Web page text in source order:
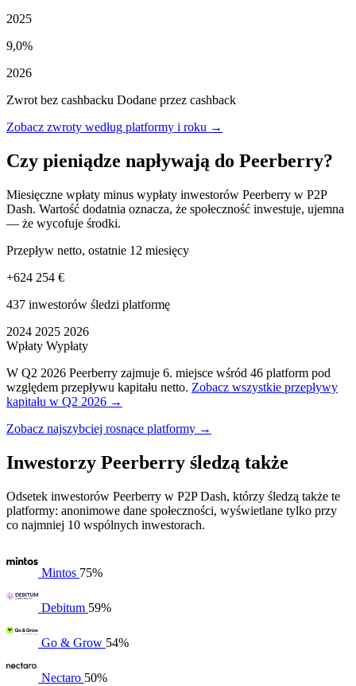
2025
9,0%
2026
Zwrot bez cashbacku Dodane przez cashback
Zobacz zwroty według platformy i roku →
Czy pieniądze napływają do Peerberry?
Miesięczne wpłaty minus wypłaty inwestorów Peerberry w P2P
Dash. Wartość dodatnia oznacza, że społeczność inwestuje, ujemna
— że wycofuje środki.
Przepływ netto, ostatnie 12 miesięcy
+624 254 €
437 inwestorów śledzi platformę
2024 2025 2026
Wpłaty Wypłaty
W Q2 2026 Peerberry zajmuje 6. miejsce wśród 46 platform pod
względem przepływu kapitału netto. Zobacz wszystkie przepływy
kapitału w Q2 2026 →
Zobacz najszybciej rosnące platformy →
Inwestorzy Peerberry śledzą także
Odsetek inwestorów Peerberry w P2P Dash, którzy śledzą także te
platformy: anonimowe dane społeczności, wyświetlane tylko przy
co najmniej 10 wspólnych inwestorach.
Mintos 75%
Debitum 59%
Go & Grow 54%
Nectaro 50%